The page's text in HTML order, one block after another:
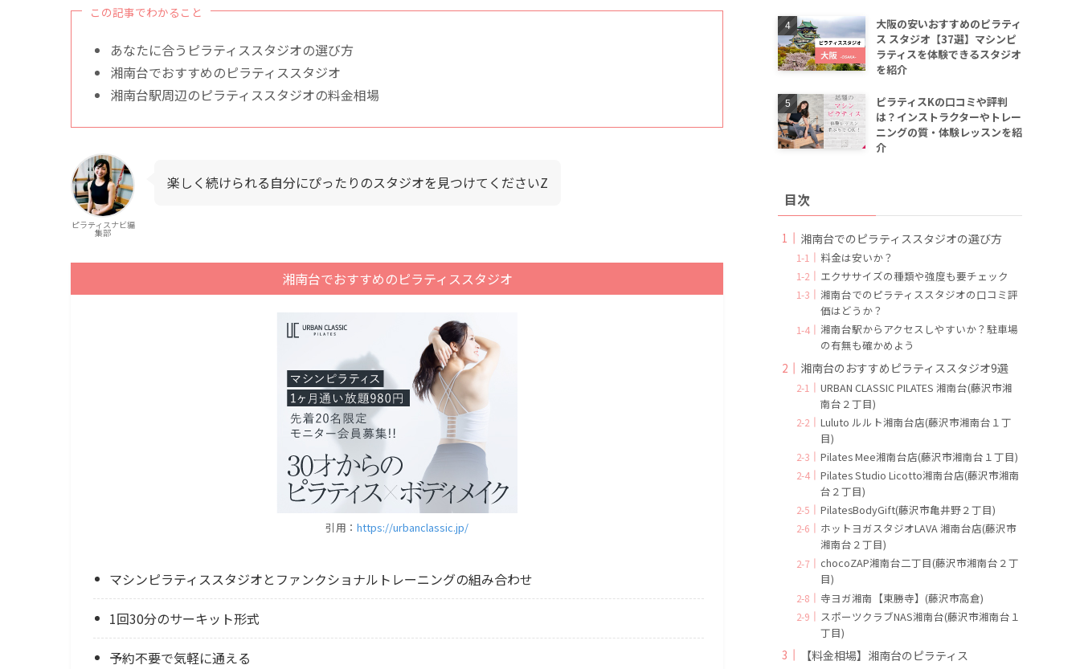
この記事でわかること
あなたに合うピラティススタジオの選び方
湘南台でおすすめのピラティススタジオ
湘南台駅周辺のピラティススタジオの料金相場
ピラティスナビ編
集部
楽しく続けられる自分にぴったりのスタジオを見つけてくださいZ
湘南台でおすすめのピラティススタジオ
引用： https://urbanclassic.jp/
マシンピラティススタジオとファンクショナルトレーニングの組み合わせ
1回30分のサーキット形式
予約不要で気軽に通える
大阪の安いおすすめのピラティ
ス スタジオ【37選】マシンピ
ラティスを体験できるスタジオ
を紹介
ピラティスKの口コミや評判
は？インストラクターやトレー
ニングの質・体験レッスンを紹
介
目次
湘南台でのピラティススタジオの選び方
料金は安いか？
エクササイズの種類や強度も要チェック
湘南台でのピラティススタジオの口コミ評
価はどうか？
湘南台駅からアクセスしやすいか？駐車場
の有無も確かめよう
湘南台のおすすめピラティススタジオ9選
URBAN CLASSIC PILATES 湘南台(藤沢市湘
南台２丁目)
Luluto ルルト湘南台店(藤沢市湘南台１丁
目)
Pilates Mee湘南台店(藤沢市湘南台１丁目)
Pilates Studio Licotto湘南台店(藤沢市湘南
台２丁目)
PilatesBodyGift(藤沢市亀井野２丁目)
ホットヨガスタジオLAVA 湘南台店(藤沢市
湘南台２丁目)
chocoZAP湘南台二丁目(藤沢市湘南台２丁
目)
寺ヨガ湘南【東勝寺】(藤沢市高倉)
スポーツクラブNAS湘南台(藤沢市湘南台１
丁目)
【料金相場】湘南台のピラティス